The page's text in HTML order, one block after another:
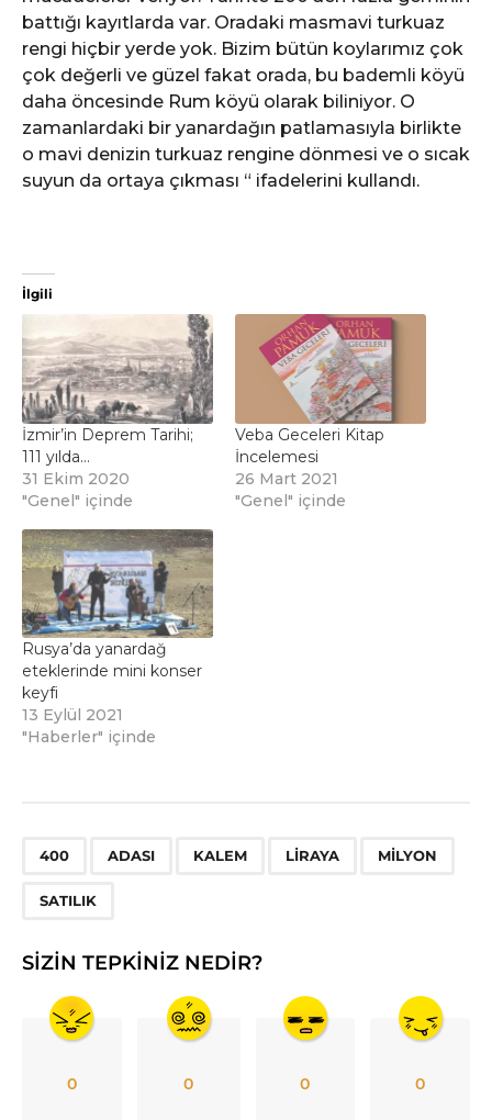
battığı kayıtlarda var. Oradaki masmavi turkuaz
rengi hiçbir yerde yok. Bizim bütün koylarımız çok
çok değerli ve güzel fakat orada, bu bademli köyü
daha öncesinde Rum köyü olarak biliniyor. O
zamanlardaki bir yanardağın patlamasıyla birlikte
o mavi denizin turkuaz rengine dönmesi ve o sıcak
suyun da ortaya çıkması “ ifadelerini kullandı.
İlgili
İzmir’in Deprem Tarihi;
111 yılda…
31 Ekim 2020
"Genel" içinde
Veba Geceleri Kitap
İncelemesi
26 Mart 2021
"Genel" içinde
Rusya’da yanardağ
eteklerinde mini konser
keyfi
13 Eylül 2021
"Haberler" içinde
400 ADASI KALEM LIRAYA MILYON
SATILIK
SIZIN TEPKINIZ NEDIR?
0 0 0 0